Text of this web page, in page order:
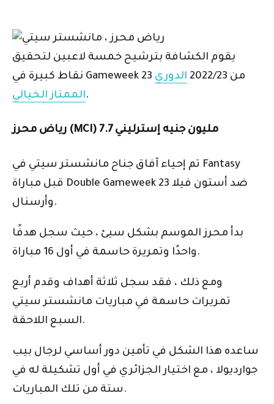
يقوم الكشافة بترشيح خمسة لاعبين لتحقيق
نقاط كبيرة في Gameweek 23 من 2022/23
الدوري
الممتاز الخيالي.
رياض محرز (MCI) 7.7 مليون جنيه إسترليني
تم إحياء آفاق جناح مانشستر سيتي في Fantasy
قبل مباراة Double Gameweek 23 ضد أستون فيلا
وأرسنال.
بدأ محرز الموسم بشكل سيئ ، حيث سجل هدفًا
واحدًا وتمريرة حاسمة في أول 16 مباراة.
ومع ذلك ، فقد سجل ثلاثة أهداف وقدم أربع
تمريرات حاسمة في مباريات مانشستر سيتي
السبع اللاحقة.
ساعده هذا الشكل في تأمين دور أساسي لرجال بيب
جوارديولا ، مع اختيار الجزائري في أول تشكيلة له في
ستة من تلك المباريات.